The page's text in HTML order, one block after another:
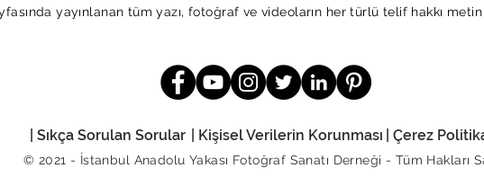
yayınlanan tüm yazı, fotoğraf ve videoların her türlü telif hakkı
| Sıkça Sorulan Sorular | Kişisel Verilerin Korunması | Çerez
© 2021 - İstanbul Anadolu Yakası Fotoğraf Sanatı Derneği - Tüm Hakları